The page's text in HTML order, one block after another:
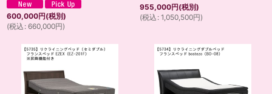
600,000円(税別)
(税込 : 660,000円)
955,000円(税別)
(税込 : 1,050,500円)